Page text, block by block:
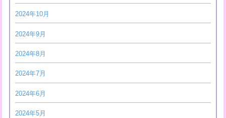
2024年10月
2024年9月
2024年8月
2024年7月
2024年6月
2024年5月